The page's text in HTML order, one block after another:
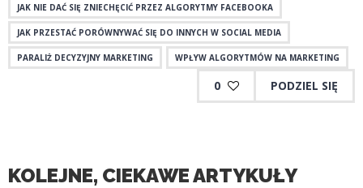
JAK NIE DAĆ SIĘ ZNIECHĘCIĆ PRZEZ ALGORYTMY FACEBOOKA
JAK PRZESTAĆ PORÓWNYWAĆ SIĘ DO INNYCH W SOCIAL MEDIA
PARALIŻ DECYZYJNY MARKETING WPŁYW ALGORYTMÓW NA MARKETING
0 PODZIEL SIĘ
KOLEJNE, CIEKAWE ARTYKUŁY